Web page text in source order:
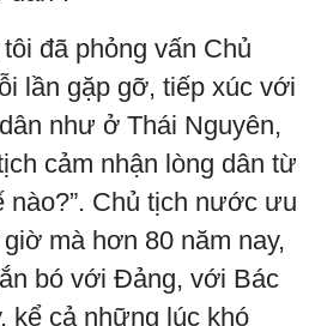
đã phỏng vấn Chủ
lần gặp gỡ, tiếp xúc với
như ở Thái Nguyên,
cảm nhận lòng dân từ
Chủ tịch nước ưu
mà hơn 80 năm nay,
bó với Đảng, với Bác
kể cả những lúc khó